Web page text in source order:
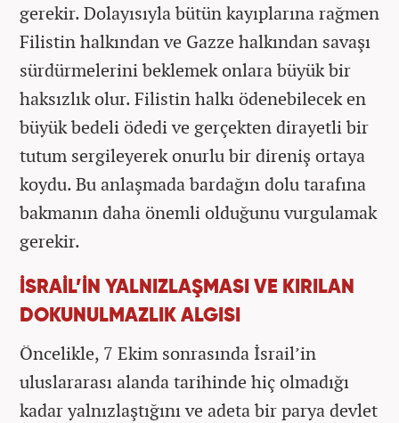
gerekir. Dolayısıyla bütün kayıplarına rağmen
Filistin halkından ve Gazze halkından savaşı
sürdürmelerini beklemek onlara büyük bir
haksızlık olur. Filistin halkı ödenebilecek en
büyük bedeli ödedi ve gerçekten dirayetli bir
tutum sergileyerek onurlu bir direniş ortaya
koydu. Bu anlaşmada bardağın dolu tarafına
bakmanın daha önemli olduğunu vurgulamak
gerekir.
İSRAİL’İN YALNIZLAŞMASI VE KIRILAN
DOKUNULMAZLIK ALGISI
Öncelikle, 7 Ekim sonrasında İsrail’in
uluslararası alanda tarihinde hiç olmadığı
kadar yalnızlaştığını ve adeta bir parya devlet